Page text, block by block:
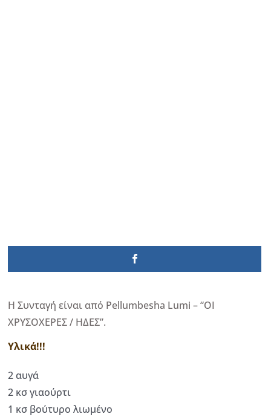
Η Συνταγή είναι από Pellumbesha Lumi – “ΟΙ
ΧΡΥΣΟΧΕΡΕΣ / ΗΔΕΣ”.
Υλικά!!!
2 αυγά
2 κσ γιαούρτι
1 κσ βούτυρο λιωμένο